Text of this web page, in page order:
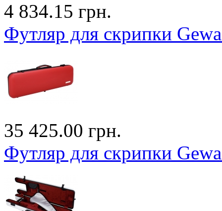
4 834.15 грн.
Футляр для скрипки
35 425.00 грн.
Футляр для скрипки